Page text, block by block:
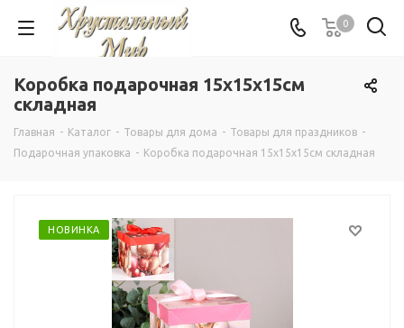
0
Коробка подарочная 15x15x15см
складная
Главная - Каталог - Товары для дома - Товары для праздников -
Подарочная упаковка - Коробка подарочная 15x15x15см складная
НОВИНКА